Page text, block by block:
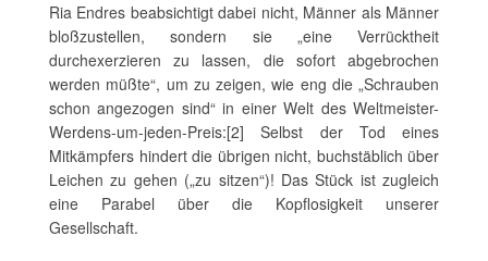
Ria Endres beabsichtigt dabei nicht, Männer als Männer
bloßzustellen, sondern sie „eine Verrücktheit
durchexerzieren zu lassen, die sofort abgebrochen
werden müßte“, um zu zeigen, wie eng die „Schrauben
schon angezogen sind“ in einer Welt des Weltmeister-
Werdens-um-jeden-Preis:[2] Selbst der Tod eines
Mitkämpfers hindert die übrigen nicht, buchstäblich über
Leichen zu gehen („zu sitzen“)! Das Stück ist zugleich
eine Parabel über die Kopflosigkeit unserer
Gesellschaft.